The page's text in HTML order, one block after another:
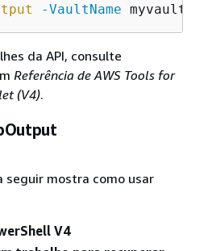
-VaultName myvault
da API, consulte
Referência de AWS Tools for
(V4).
seguir mostra como usar
V4